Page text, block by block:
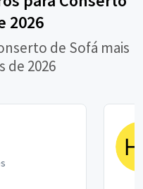
2026
de Sofá mais
de 2026